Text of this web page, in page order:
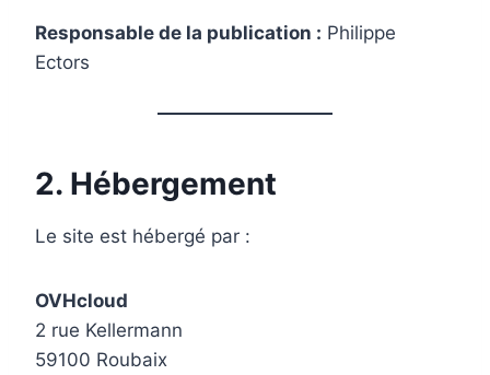
Responsable de la publication : Philippe
Ectors
2. Hébergement
Le site est hébergé par :
OVHcloud
2 rue Kellermann
59100 Roubaix